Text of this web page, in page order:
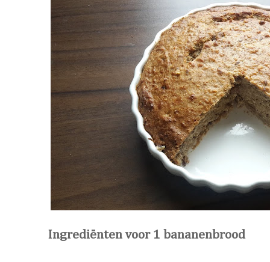
Ingrediënten voor 1 bananenbrood